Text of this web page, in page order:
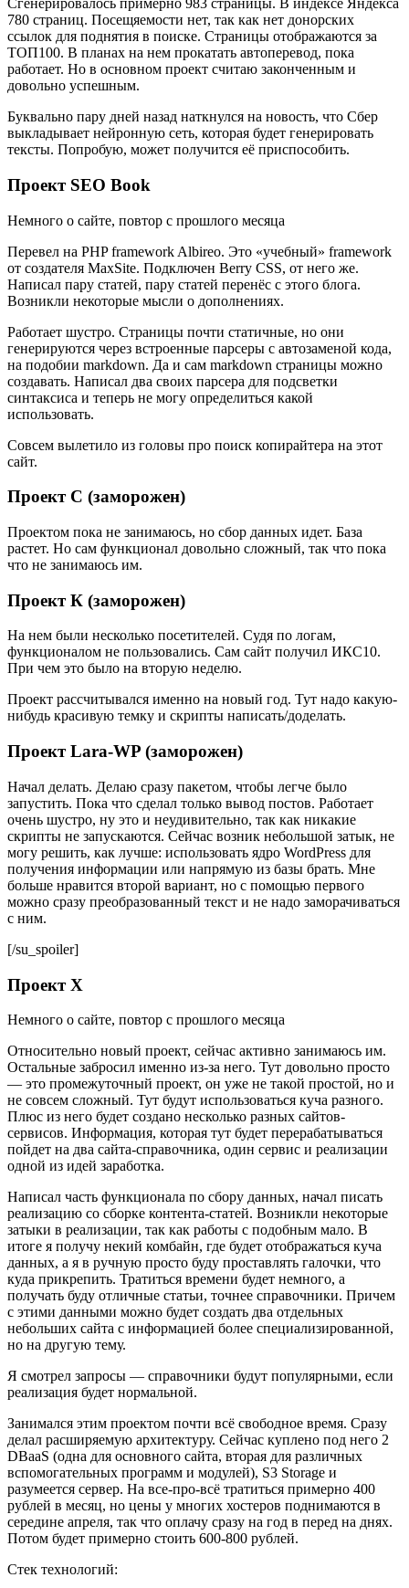
Сгенерировалось примерно 983 страницы. В индексе Яндекса
780 страниц. Посещяемости нет, так как нет донорских
ссылок для поднятия в поиске. Страницы отображаются за
ТОП100. В планах на нем прокатать автоперевод, пока
работает. Но в основном проект считаю законченным и
довольно успешным.
Буквально пару дней назад наткнулся на новость, что Сбер
выкладывает нейронную сеть, которая будет генерировать
тексты. Попробую, может получится её приспособить.
Проект SEO Book
Немного о сайте, повтор с прошлого месяца
Перевел на PHP framework Albireo. Это «учебный» framework
от создателя MaxSite. Подключен Berry CSS, от него же.
Написал пару статей, пару статей перенёс с этого блога.
Возникли некоторые мысли о дополнениях.
Работает шустро. Страницы почти статичные, но они
генерируются через встроенные парсеры с автозаменой кода,
на подобии markdown. Да и сам markdown страницы можно
создавать. Написал два своих парсера для подсветки
синтаксиса и теперь не могу определиться какой
использовать.
Совсем вылетило из головы про поиск копирайтера на этот
сайт.
Проект С (заморожен)
Проектом пока не занимаюсь, но сбор данных идет. База
растет. Но сам функционал довольно сложный, так что пока
что не занимаюсь им.
Проект К (заморожен)
На нем были несколько посетителей. Судя по логам,
функционалом не пользовались. Сам сайт получил ИКС10.
При чем это было на вторую неделю.
Проект рассчитывался именно на новый год. Тут надо какую-
нибудь красивую темку и скрипты написать/доделать.
Проект Lara-WP (заморожен)
Начал делать. Делаю сразу пакетом, чтобы легче было
запустить. Пока что сделал только вывод постов. Работает
очень шустро, ну это и неудивительно, так как никакие
скрипты не запускаются. Сейчас возник небольшой затык, не
могу решить, как лучше: использовать ядро WordPress для
получения информации или напрямую из базы брать. Мне
больше нравится второй вариант, но с помощью первого
можно сразу преобразованный текст и не надо заморачиваться
с ним.
[/su_spoiler]
Проект X
Немного о сайте, повтор с прошлого месяца
Относительно новый проект, сейчас активно занимаюсь им.
Остальные забросил именно из-за него. Тут довольно просто
— это промежуточный проект, он уже не такой простой, но и
не совсем сложный. Тут будут использоваться куча разного.
Плюс из него будет создано несколько разных сайтов-
сервисов. Информация, которая тут будет перерабатываться
пойдет на два сайта-справочника, один сервис и реализации
одной из идей заработка.
Написал часть функционала по сбору данных, начал писать
реализацию со сборке контента-статей. Возникли некоторые
затыки в реализации, так как работы с подобным мало. В
итоге я получу некий комбайн, где будет отображаться куча
данных, а я в ручную просто буду проставлять галочки, что
куда прикрепить. Тратиться времени будет немного, а
получать буду отличные статьи, точнее справочники. Причем
с этими данными можно будет создать два отдельных
небольших сайта с информацией более специализированной,
но на другую тему.
Я смотрел запросы — справочники будут популярными, если
реализация будет нормальной.
Занимался этим проектом почти всё свободное время. Сразу
делал расширяемую архитектуру. Сейчас куплено под него 2
DBaaS (одна для основного сайта, вторая для различных
вспомогательных программ и модулей), S3 Storage и
разумеется сервер. На все-про-всё тратиться примерно 400
рублей в месяц, но цены у многих хостеров поднимаются в
середине апреля, так что оплачу сразу на год в перед на днях.
Потом будет примерно стоить 600-800 рублей.
Стек технологий: